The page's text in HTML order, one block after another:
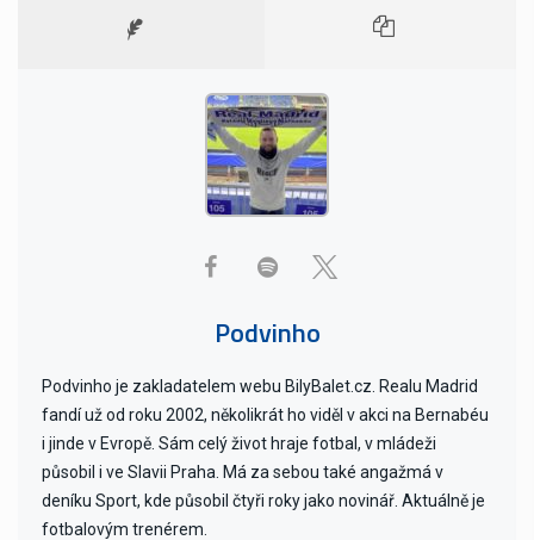
Podvinho
Podvinho je zakladatelem webu BilyBalet.cz. Realu Madrid
fandí už od roku 2002, několikrát ho viděl v akci na Bernabéu
i jinde v Evropě. Sám celý život hraje fotbal, v mládeži
působil i ve Slavii Praha. Má za sebou také angažmá v
deníku Sport, kde působil čtyři roky jako novinář. Aktuálně je
fotbalovým trenérem.